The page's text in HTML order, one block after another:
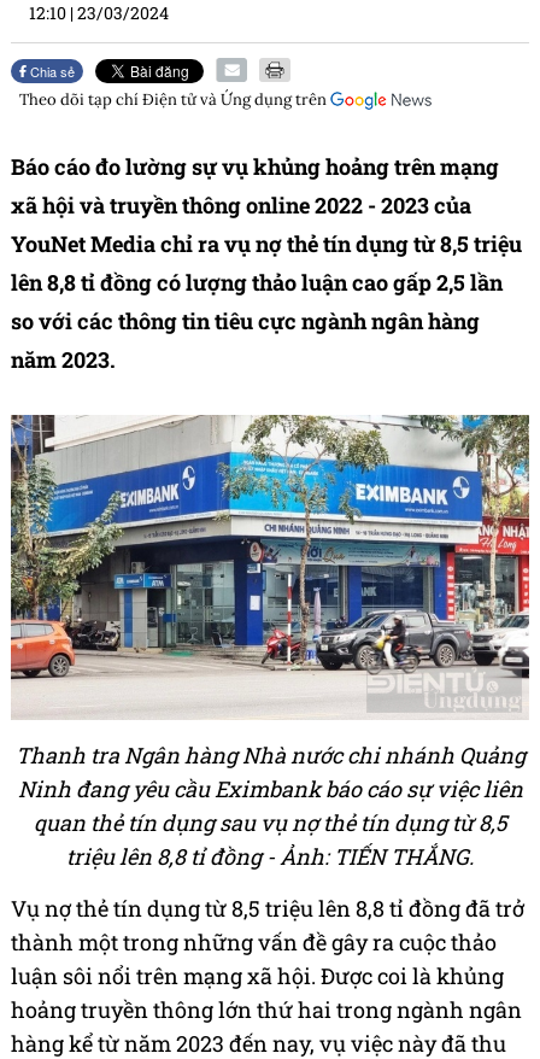
12:10 |23/03/2024
Chia sẻ
Theo dõi tạp chíĐiện tử và Ứng dụngtrên
Báo cáo đo lường sự vụ khủng hoảng trên mạng
xã hội và truyền thông online 2022 - 2023 của
YouNet Media chỉ ra vụ nợ thẻ tín dụng từ 8,5 triệu
lên 8,8 tỉ đồng có lượng thảo luận cao gấp 2,5 lần
so với các thông tin tiêu cực ngành ngân hàng
năm 2023.
Thanh tra Ngân hàng Nhà nước chi nhánh Quảng
Ninh đang yêu cầu Eximbank báo cáo sự việc liên
quan thẻ tín dụng sau vụ nợ thẻ tín dụng từ 8,5
triệu lên 8,8 tỉ đồng - Ảnh: TIẾN THẮNG.
Vụ nợ thẻ tín dụng từ 8,5 triệu lên 8,8 tỉ đồng đã trở
thành một trong những vấn đề gây ra cuộc thảo
luận sôi nổi trên mạng xã hội. Được coi là khủng
hoảng truyền thông lớn thứ hai trong ngành ngân
hàng kể từ năm 2023 đến nay, vụ việc này đã thu